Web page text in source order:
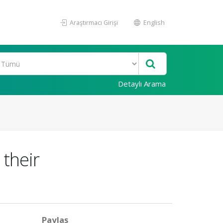
Araştırmacı Girişi English
Detaylı Arama
their
Paylaş